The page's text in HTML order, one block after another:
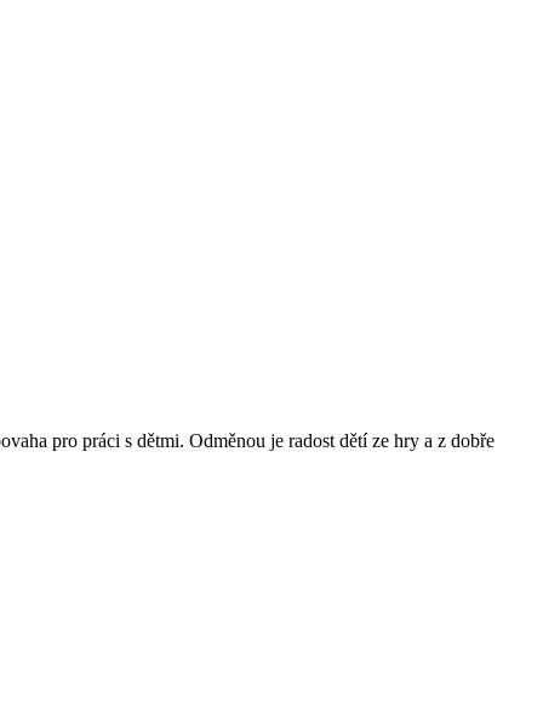
pro práci s dětmi. Odměnou je radost dětí ze hry a z dobře